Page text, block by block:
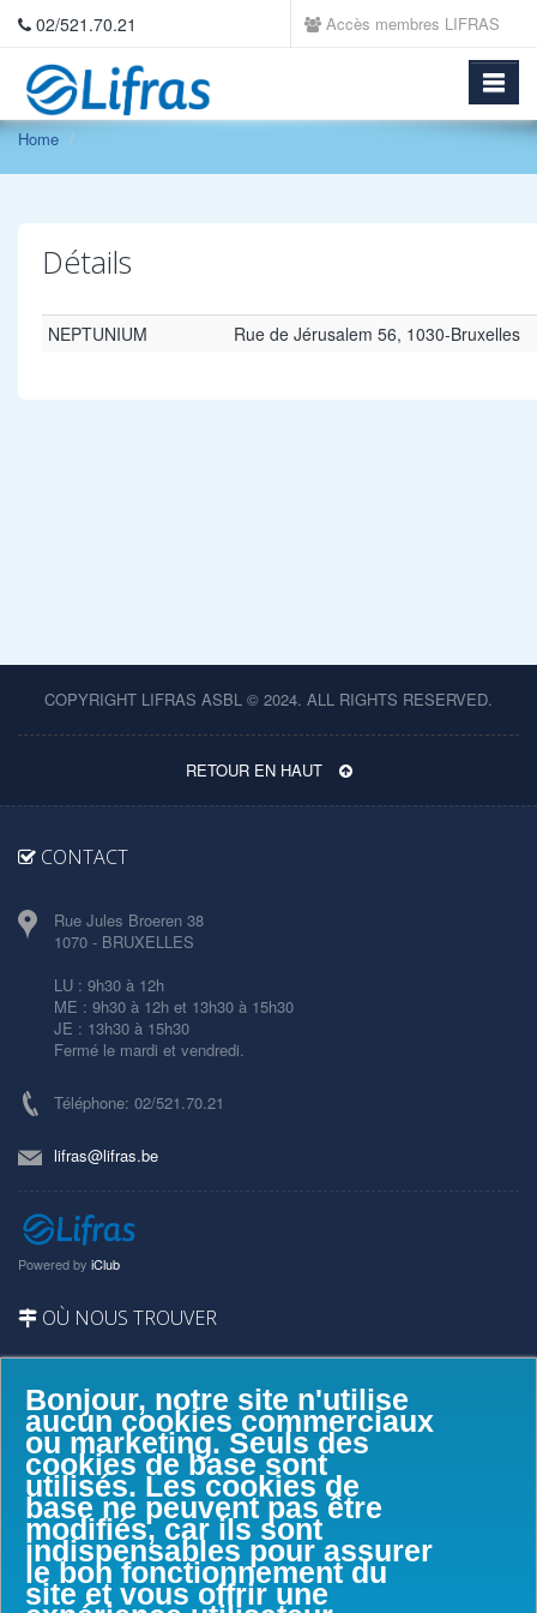
Bonjour, notre site n'utilise
aucun cookies commerciaux
ou marketing. Seuls des
cookies de base sont
utilisés. Les cookies de
base ne peuvent pas être
modifiés, car ils sont
indispensables pour assurer
le bon fonctionnement du
site et vous offrir une
02/521.70.21 Accès membres LIFRAS
Home
Détails
NEPTUNIUM Rue de Jérusalem 56, 1030-Bruxelles
COPYRIGHT LIFRAS ASBL © 2024. ALL RIGHTS RESERVED.
RETOUR EN HAUT
CONTACT
Rue Jules Broeren 38
1070 - BRUXELLES
LU : 9h30 à 12h
ME : 9h30 à 12h et 13h30 à 15h30
JE : 13h30 à 15h30
Fermé le mardi et vendredi.
Téléphone: 02/521.70.21
lifras@lifras.be
Powered by iClub
OÙ NOUS TROUVER